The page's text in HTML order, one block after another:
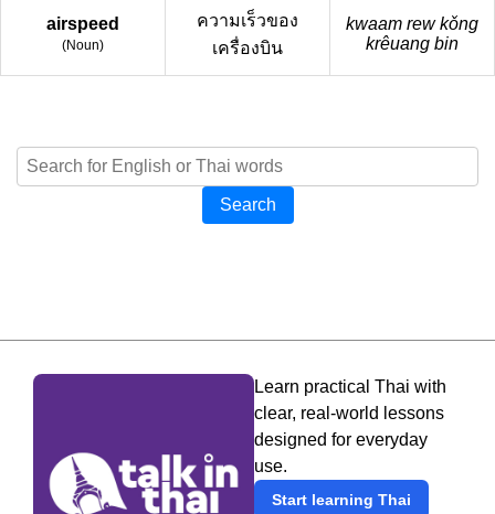
airspeed
(Noun)
ความเร็วของ
เครื่องบิน
kwaam rew kǒng
krêuang bin
Search
Learn practical Thai with
clear, real-world lessons
designed for everyday
use.
Start learning Thai